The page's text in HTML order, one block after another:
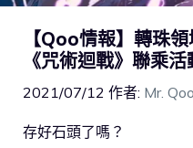
【Qoo情報】轉珠
《咒術迴戰》聯乘
2021/07/12 作者: Mr. Qoo
存好石頭了嗎？